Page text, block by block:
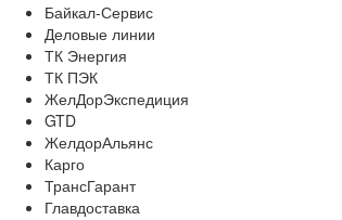
Байкал-Сервис
Деловые линии
ТК Энергия
ТК ПЭК
ЖелДорЭкспедиция
GTD
ЖелдорАльянс
Карго
ТрансГарант
Главдоставка